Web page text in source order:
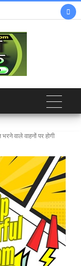

वाले वाहनों पर होगी